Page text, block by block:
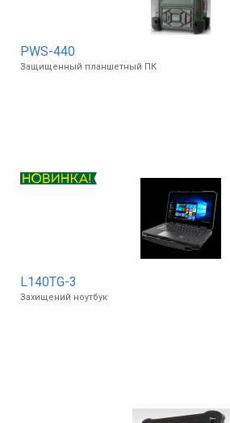
PWS-440
Защищенный планшетный ПК
L140TG-3
Захищений ноутбук